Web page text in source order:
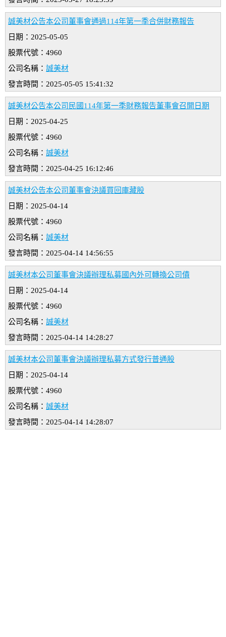
誠美材公告本公司董事會通過114年第一季合併財務報告
日期：2025-05-05
股票代號：4960
公司名稱： 誠美材
發言時間：2025-05-05 15:41:32
誠美材公告本公司民國114年第一季財務報告董事會召開日期
日期：2025-04-25
股票代號：4960
公司名稱： 誠美材
發言時間：2025-04-25 16:12:46
誠美材公告本公司董事會決議買回庫藏股
日期：2025-04-14
股票代號：4960
公司名稱： 誠美材
發言時間：2025-04-14 14:56:55
誠美材本公司董事會決議辦理私募國內外可轉換公司債
日期：2025-04-14
股票代號：4960
公司名稱： 誠美材
發言時間：2025-04-14 14:28:27
誠美材本公司董事會決議辦理私募方式發行普通股
日期：2025-04-14
股票代號：4960
公司名稱： 誠美材
發言時間：2025-04-14 14:28:07